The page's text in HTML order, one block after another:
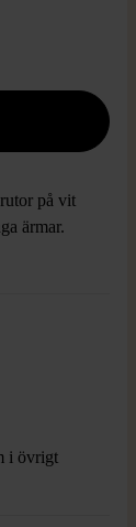
på vit
ärmar.
i övrigt